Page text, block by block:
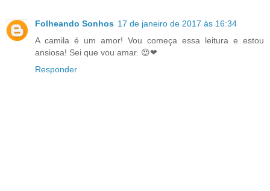
Folheando Sonhos 17 de janeiro de 2017 às 16:34
A camila é um amor! Vou começa essa leitura e estou
ansiosa! Sei que vou amar. 😍❤
Responder